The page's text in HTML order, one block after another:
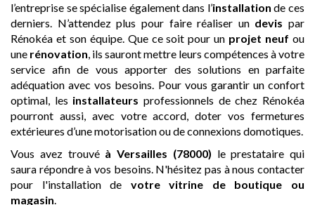
l’entreprise se spécialise également dans l’installation de ces
derniers. N’attendez plus pour faire réaliser un devis par
Rénokéa et son équipe. Que ce soit pour un projet neuf ou
une rénovation, ils sauront mettre leurs compétences à votre
service afin de vous apporter des solutions en parfaite
adéquation avec vos besoins. Pour vous garantir un confort
optimal, les installateurs professionnels de chez Rénokéa
pourront aussi, avec votre accord, doter vos fermetures
extérieures d’une motorisation ou de connexions domotiques.
Vous avez trouvé à Versailles (78000) le prestataire qui
saura répondre à vos besoins. N'hésitez pas à nous contacter
pour l'installation de votre vitrine de boutique ou
magasin.